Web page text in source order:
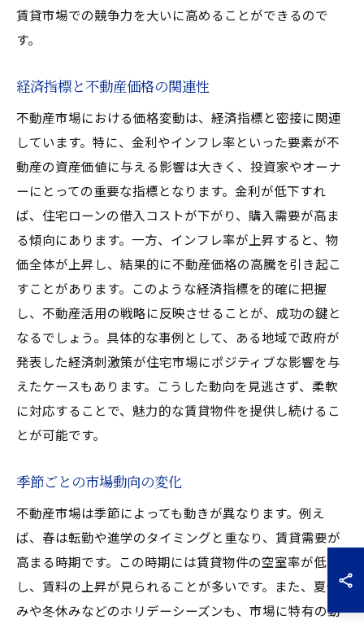
賃貸市場での競争力を大いに高めることができるので
す。
経済指標と不動産価格の関連性
不動産市場における価格変動は、経済指標と密接に関連
しています。特に、金利やインフレ率といった要素が不
動産の資産価値に与える影響は大きく、投資家やオーナ
ーにとっての重要な指標となります。金利が低下すれ
ば、住宅ローンの借入コストが下がり、購入需要が高ま
る傾向にあります。一方、インフレ率が上昇すると、物
価全体が上昇し、結果的に不動産価格の高騰を引き起こ
すことがあります。このような経済指標を的確に把握
し、不動産活用の戦略に反映させることが、成功の鍵と
なるでしょう。具体的な事例として、ある地域で政府が
発表した経済刺激策が住宅市場にポジティブな影響を与
えたケースもあります。こうした動向を見逃さず、柔軟
に対応することで、魅力的な賃貸物件を提供し続けるこ
とが可能です。
季節ごとの市場動向の変化
不動産市場は季節によっても動きが異なります。例え
ば、春は転勤や進学のタイミングと重なり、賃貸需要が
高まる時期です。この時期には賃貸物件の空室率が低下
し、賃料の上昇が見られることが多いです。また、夏休
みや冬休みなどのホリデーシーズンも、市場に特有の動